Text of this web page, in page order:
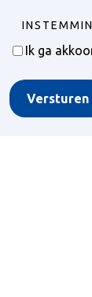
Ik ga
Versturen